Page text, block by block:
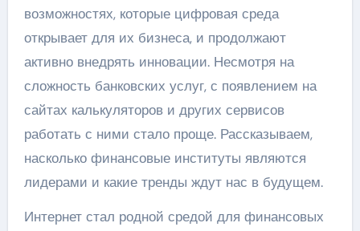
возможностях, которые цифровая среда
открывает для их бизнеса, и продолжают
активно внедрять инновации. Несмотря на
сложность банковских услуг, с появлением на
сайтах калькуляторов и других сервисов
работать с ними стало проще. Рассказываем,
насколько финансовые институты являются
лидерами и какие тренды ждут нас в будущем.
Интернет стал родной средой для финансовых